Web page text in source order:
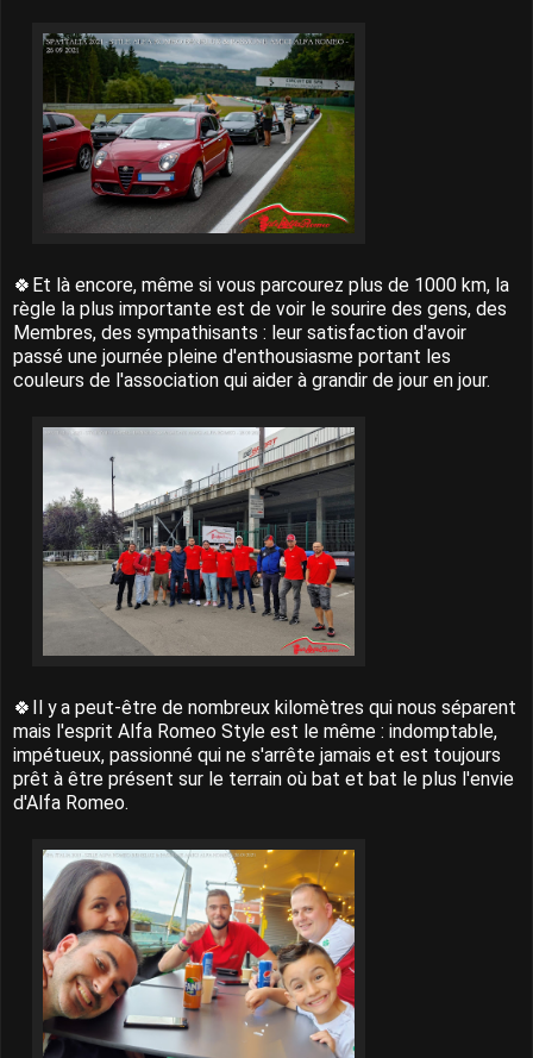
🍀Et là encore, même si vous parcourez plus de 1000 km, la
règle la plus importante est de voir le sourire des gens, des
Membres, des sympathisants : leur satisfaction d'avoir
passé une journée pleine d'enthousiasme portant les
couleurs de l'association qui aider à grandir de jour en jour.
🍀Il y a peut-être de nombreux kilomètres qui nous séparent
mais l'esprit Alfa Romeo Style est le même : indomptable,
impétueux, passionné qui ne s'arrête jamais et est toujours
prêt à être présent sur le terrain où bat et bat le plus l'envie
d'Alfa Romeo.